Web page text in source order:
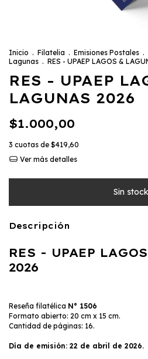
Inicio . Filatelia . Emisiones Postales .
Lagunas . RES - UPAEP LAGOS &
RES - UPAEP
LAGUNAS 2026
$1.000,00
3 cuotas de $419,60
Ver más detalles
Descripción
RES - UPAEP
2026
Reseña filatélica N° 1506
Formato abierto: 20 cm x 15 cm.
Cantidad de páginas: 16.
Día de emisión: 22 de abril de 2026.